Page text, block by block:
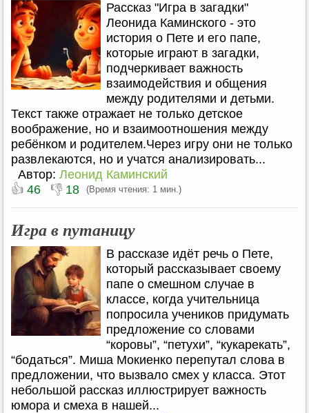
Рассказ "Игра в загадки"
Леонида Каминского - это
история о Пете и его папе,
которые играют в загадки,
подчеркивает важность
взаимодействия и общения
между родителями и детьми.
Текст также отражает не только детское
воображение, но и взаимоотношения между
ребёнком и родителем.Через игру они не только
развлекаются, но и учатся анализировать...
Автор: Леонид Каминский
👍 46 👎 18 (Время чтения: 1 мин.)
Игра в путаницу
В рассказе идёт речь о Пете,
который рассказывает своему
папе о смешном случае в
классе, когда учительница
попросила учеников придумать
предложение со словами
“коровы”, “петухи”, “кукарекать”,
“бодаться”. Миша Мокиенко перепутал слова в
предложении, что вызвало смех у класса. Этот
небольшой рассказ иллюстрирует важность
юмора и смеха в нашей...